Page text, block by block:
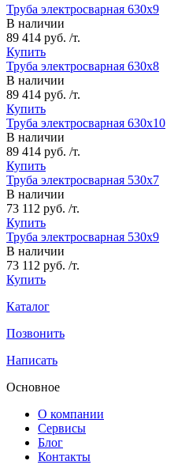
Труба электросварная 630х9
В наличии
89 414 руб. /т.
Купить
Труба электросварная 630х8
В наличии
89 414 руб. /т.
Купить
Труба электросварная 630х10
В наличии
89 414 руб. /т.
Купить
Труба электросварная 530х7
В наличии
73 112 руб. /т.
Купить
Труба электросварная 530х9
В наличии
73 112 руб. /т.
Купить
Каталог
Позвонить
Написать
Основное
О компании
Сервисы
Блог
Контакты